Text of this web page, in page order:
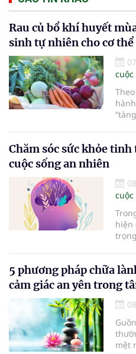
Rau củ bổ khí huyết
sinh tự nhiên cho cơ thể
cuộc
các
vai
sức
củ
thể
Chăm sóc sức khỏe
cuộc sống an nhiên
cuộc
hiện
tinh
một
khía
5 phương pháp chữa
cảm giác an yên trong
mệt